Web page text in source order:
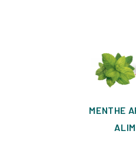
MENTHE